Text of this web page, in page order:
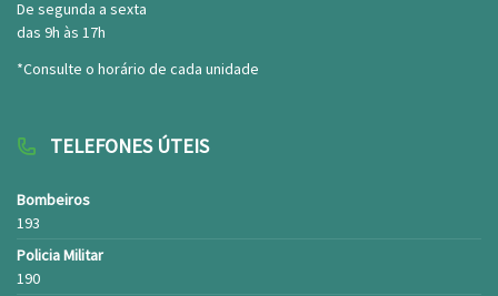
De segunda a sexta
das 9h às 17h
*Consulte o horário de cada unidade
TELEFONES ÚTEIS
Bombeiros
193
Policia Militar
190